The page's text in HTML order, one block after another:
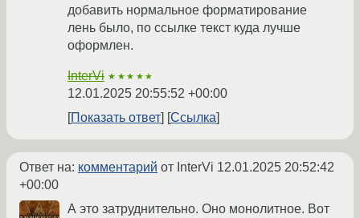
добавить нормальное форматирование
лень было, по ссылке текст куда лучше
оформлен.
InterVi ★★★★★
12.01.2025 20:55:52 +00:00
Показать ответ
Ссылка
Ответ на: комментарий от InterVi 12.01.2025 20:52:42
+00:00
А это затруднительно. Оно монолитное. Вот